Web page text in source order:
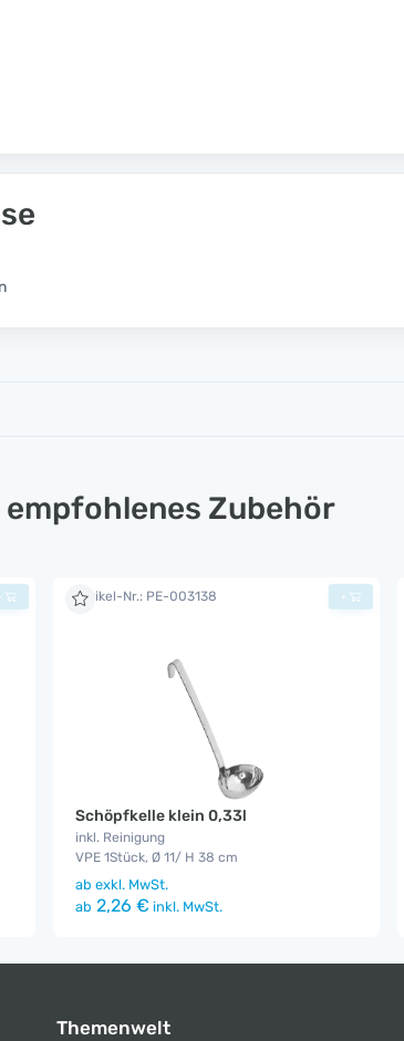
Zubehör
Artikel-Nr.: PE-003138
Schöpfkelle klein 0,33l
inkl. Reinigung
VPE 1Stück, Ø 11/ H 38 cm
ab exkl. MwSt.
ab 2,26 € inkl. MwSt.
+
Themenwelt